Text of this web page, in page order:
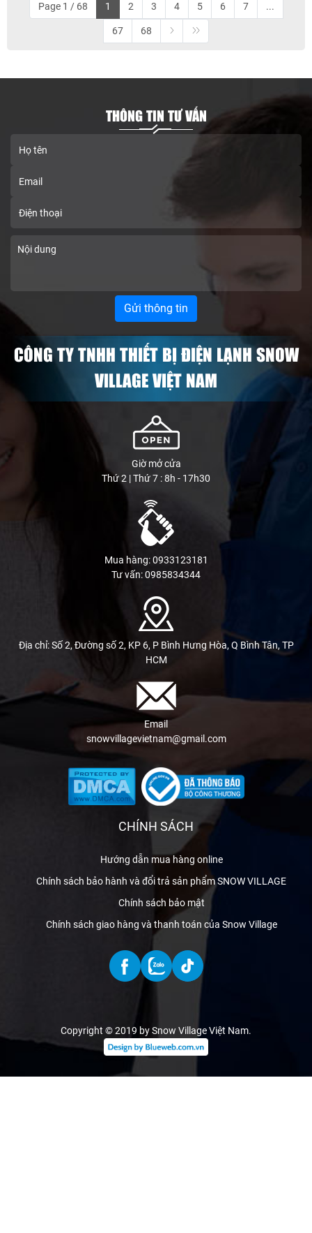
Page 1 / 68 1 2 3 4 5 6 7 ...
67 68
THÔNG TIN TƯ VẤN
CÔNG TY TNHH THIẾT BỊ ĐIỆN LẠNH SNOW
VILLAGE VIỆT NAM
Giờ mở cửa
Thứ 2 | Thứ 7 : 8h - 17h30
Mua hàng: 0933123181
Tư vấn: 0985834344
Địa chỉ: Số 2, Đường số 2, KP 6, P Bình Hưng Hòa, Q Bình Tân, TP
HCM
Email
snowvillagevietnam@gmail.com
CHÍNH SÁCH
Hướng dẫn mua hàng online
Chính sách bảo hành và đổi trả sản phẩm SNOW VILLAGE
Chính sách bảo mật
Chính sách giao hàng và thanh toán của Snow Village
Copyright © 2019 by Snow Village Việt Nam.